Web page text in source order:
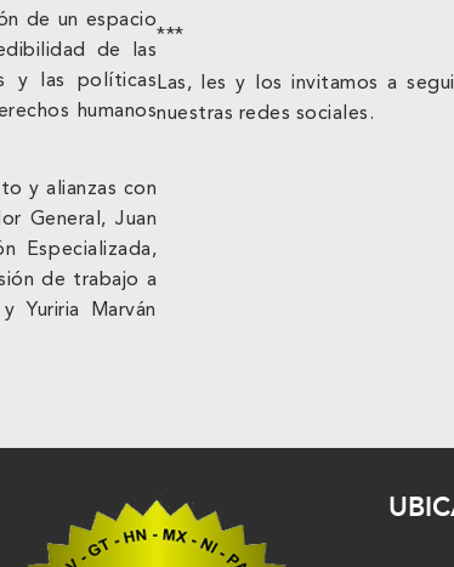
de un espacio
de las
y las políticas
humanos
y alianzas con
General, Juan
Especializada,
de trabajo a
Yuriria Marván
***
Las, les y los invitamos a
nuestras redes sociales.